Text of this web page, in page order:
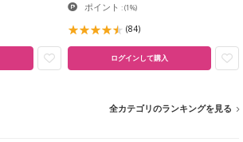
ポイント :(1%)
(84)
ログインして購入
全カテゴリのランキングを見る